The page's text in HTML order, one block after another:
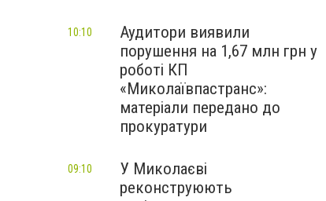
Аудитори виявили
порушення на 1,67 млн грн у
роботі КП
«Миколаївпастранс»:
матеріали передано до
прокуратури
10:10
У Миколаєві
реконструюють
09:10